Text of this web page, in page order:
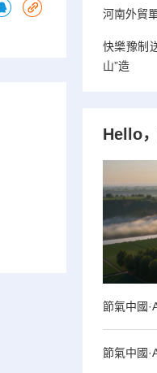
河南外貿
快樂豫制
山”造
Hello
節氣中國
節氣中國